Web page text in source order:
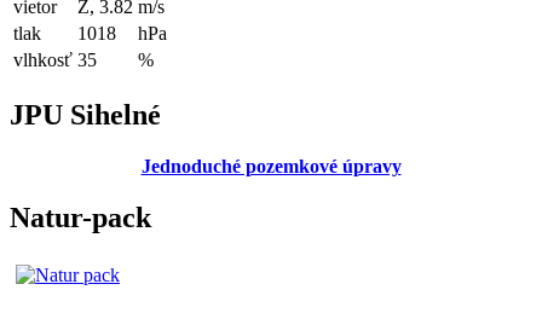
vietor
Z, 3.82 m/s
tlak
1018
hPa
vlhkosť 35 %
JPU Sihelné
Jednoduché pozemkové úpravy
Natur-pack